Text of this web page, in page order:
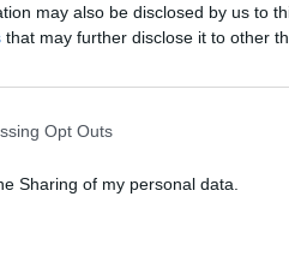
may also be disclosed by us to
that may further disclose it to other
Opt Outs
Sharing of my personal data.